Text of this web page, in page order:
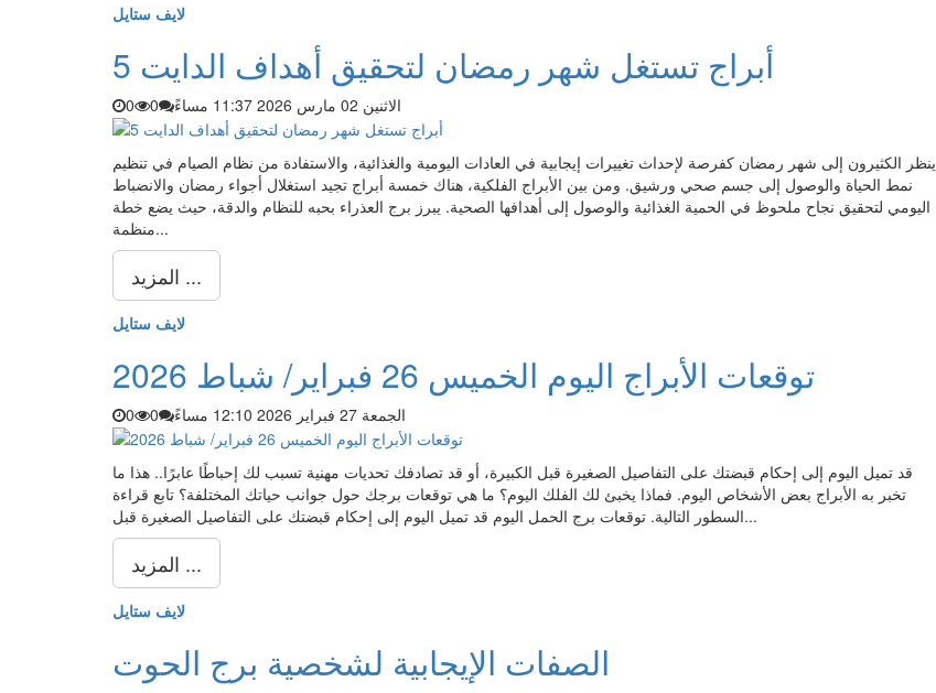
لايف ستايل
5 أبراج تستغل شهر رمضان لتحقيق أهداف الدايت
الاثنين 02 مارس 2026 11:37 مساءً 0
0
ينظر الكثيرون إلى شهر رمضان كفرصة لإحداث تغييرات إيجابية في العادات اليومية والغذائية، والاستفادة من نظام الصيام في تنظيم
نمط الحياة والوصول إلى جسم صحي ورشيق. ومن بين الأبراج الفلكية، هناك خمسة أبراج تجيد استغلال أجواء رمضان والانضباط
اليومي لتحقيق نجاح ملحوظ في الحمية الغذائية والوصول إلى أهدافها الصحية. يبرز برج العذراء بحبه للنظام والدقة، حيث يضع خطة
منظمة...
المزيد ...
لايف ستايل
توقعات الأبراج​ اليوم الخميس 26 فبراير/ شباط 2026
الجمعة 27 فبراير 2026 12:10 مساءً 0
0
قد تميل اليوم إلى إحكام قبضتك على التفاصيل الصغيرة قبل الكبيرة، أو قد تصادفك تحديات مهنية تسبب لك إحباطًا عابرًا.. هذا ما
تخبر به الأبراج بعض الأشخاص اليوم. فماذا يخبئ لك الفلك اليوم؟ ما هي توقعات برجك حول جوانب حياتك المختلفة؟ تابع قراءة
السطور التالية. توقعات برج الحمل اليوم قد تميل اليوم إلى إحكام قبضتك على التفاصيل الصغيرة قبل...
المزيد ...
لايف ستايل
الصفات الإيجابية لشخصية برج الحوت